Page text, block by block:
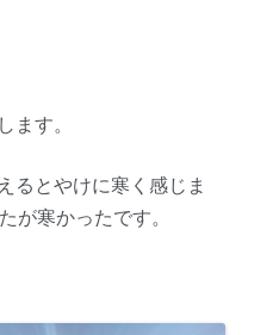
す。
るとやけに寒く感じま
が寒かったです。